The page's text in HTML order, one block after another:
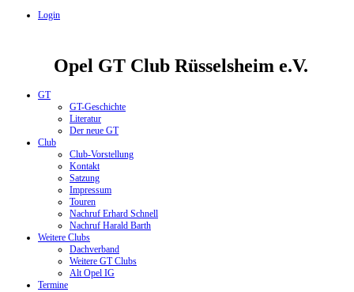
Login
Opel GT Club Rüsselsheim e.V.
GT
GT-Geschichte
Literatur
Der neue GT
Club
Club-Vorstellung
Kontakt
Satzung
Impressum
Touren
Nachruf Erhard Schnell
Nachruf Harald Barth
Weitere Clubs
Dachverband
Weitere GT Clubs
Alt Opel IG
Termine